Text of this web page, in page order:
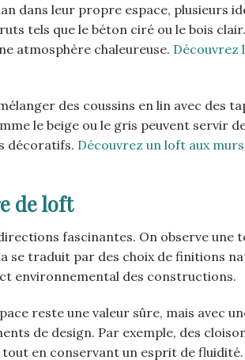
dans leur propre espace, plusieurs
tels que le béton ciré ou le bois
atmosphère chaleureuse. Découvrez
des coussins en lin avec des
le beige ou le gris peuvent servir
décoratifs. Découvrez un loft aux
de loft
fascinantes. On observe une
se traduit par des choix de finitions
environnemental des constructions.
reste une valeur sûre, mais avec
de design. Par exemple, des
en conservant un esprit de fluidité.